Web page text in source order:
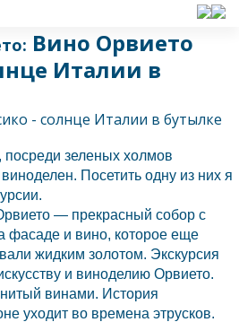
Вино Орвието
Италии в
посреди зеленых холмов
Посетить одну из них я
— прекрасный собор с
фасаде и вино, которое еще
жидким золотом. Экскурсия
и виноделию Орвието.
винами. История
уходит во времена этрусков.